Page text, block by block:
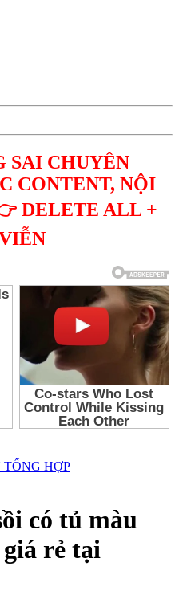
SAI CHUYÊN
CONTENT, NỘI
DELETE ALL +
HỢP
có tủ màu
rẻ tại